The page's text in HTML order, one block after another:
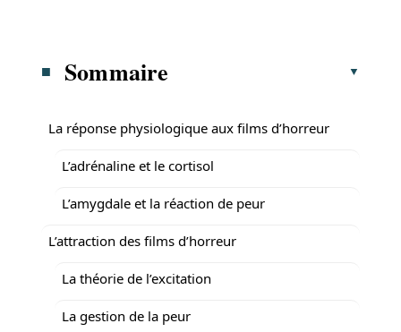
Sommaire
La réponse physiologique aux films d’horreur
L’adrénaline et le cortisol
L’amygdale et la réaction de peur
L’attraction des films d’horreur
La théorie de l’excitation
La gestion de la peur